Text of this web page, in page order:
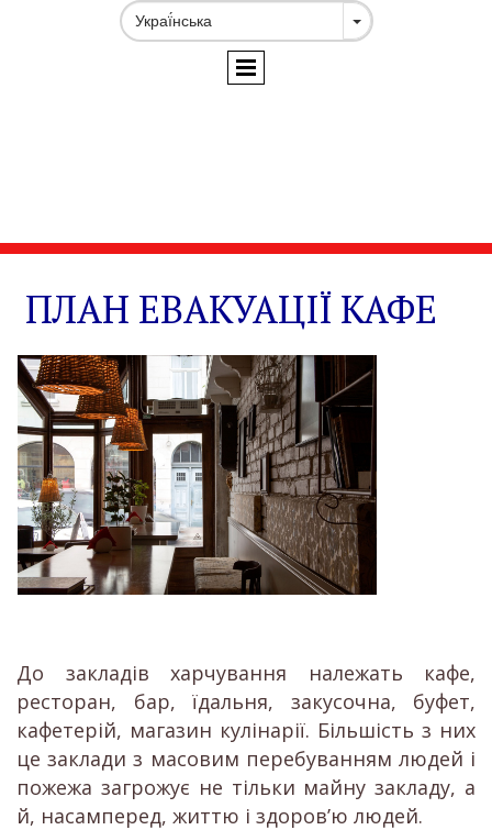
ПЛАН ЕВАКУАЦІЇ КАФЕ
До закладів харчування належать кафе,
ресторан, бар, їдальня, закусочна, буфет,
кафетерій, магазин кулінарії. Більшість з них
це заклади з масовим перебуванням людей і
пожежа загрожує не тільки майну закладу, а
й, насамперед, життю і здоров’ю людей.